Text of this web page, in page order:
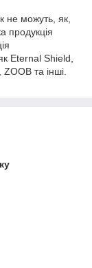
не можуть, як,
продукція
Eternal Shield,
та інші.